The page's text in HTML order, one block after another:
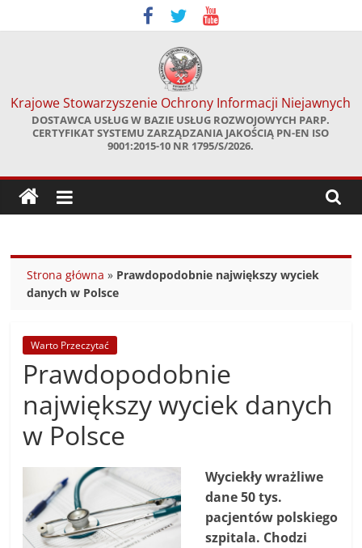
to
Krajowe Stowarzyszenie Ochrony Informacji Niejawnych
DOSTAWCA USŁUG W BAZIE USŁUG ROZWOJOWYCH PARP.
CERTYFIKAT SYSTEMU ZARZĄDZANIA JAKOŚCIĄ PN-EN ISO
9001:2015-10 NR 1795/S/2026.
Strona główna » Prawdopodobnie największy wyciek
danych w Polsce
Warto Przeczytać
Prawdopodobnie
największy wyciek danych
w Polsce
Wyciekły wrażliwe
dane 50 tys.
pacjentów polskiego
szpitala. Chodzi